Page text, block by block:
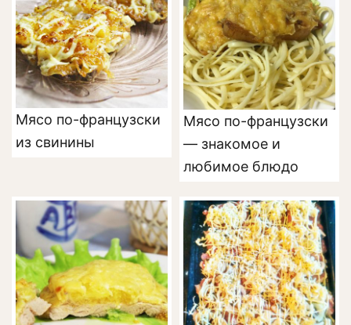
Мясо по-французски
из свинины
Мясо по-французски
— знакомое и
любимое блюдо